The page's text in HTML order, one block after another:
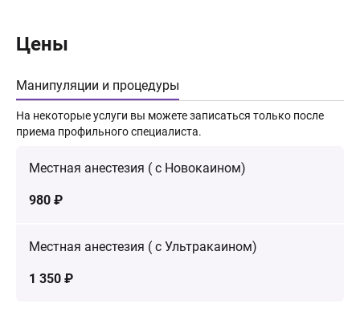
Цены
Манипуляции и процедуры
На некоторые услуги вы можете записаться только после
приема профильного специалиста.
Местная анестезия ( с Новокаином)
980 ₽
Местная анестезия ( с Ультракаином)
1 350 ₽